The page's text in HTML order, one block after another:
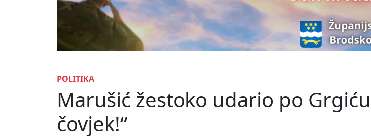
POLITIKA
Marušić žestoko udario po
čovjek!“